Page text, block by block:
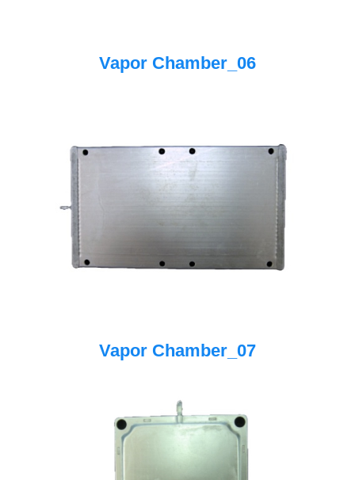
Vapor Chamber_06
Vapor Chamber_07